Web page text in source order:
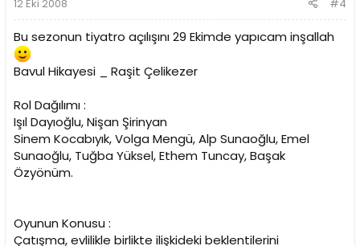
12 Eki 2008 #4
Bu sezonun tiyatro açılışını 29 Ekimde yapıcam inşallah
Bavul Hikayesi _ Raşit Çelikezer
Rol Dağılımı :
Işıl Dayıoğlu, Nişan Şirinyan
Sinem Kocabıyık, Volga Mengü, Alp Sunaoğlu, Emel
Sunaoğlu, Tuğba Yüksel, Ethem Tuncay, Başak
Özyönüm.
Oyunun Konusu :
Çatışma, evlilikle birlikte ilişkideki beklentilerini